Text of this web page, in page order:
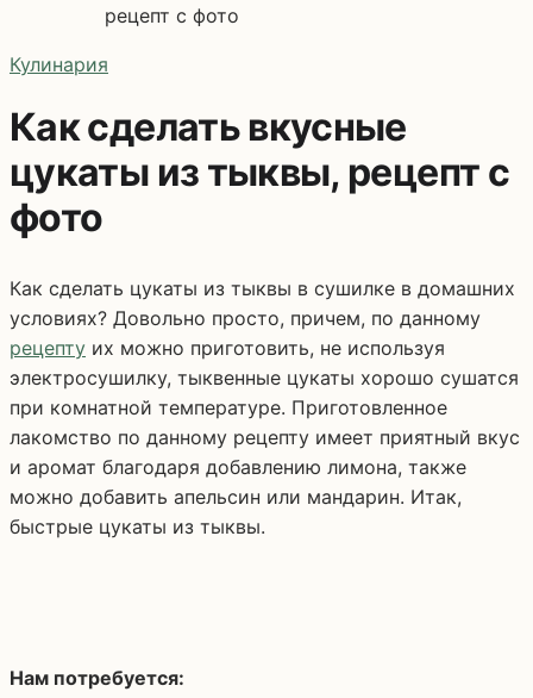
рецепт с фото
Кулинария
Как сделать вкусные
цукаты из тыквы, рецепт с
фото
Как сделать цукаты из тыквы в сушилке в домашних
условиях? Довольно просто, причем, по данному
рецепту их можно приготовить, не используя
электросушилку, тыквенные цукаты хорошо сушатся
при комнатной температуре. Приготовленное
лакомство по данному рецепту имеет приятный вкус
и аромат благодаря добавлению лимона, также
можно добавить апельсин или мандарин. Итак,
быстрые цукаты из тыквы.
Нам потребуется: